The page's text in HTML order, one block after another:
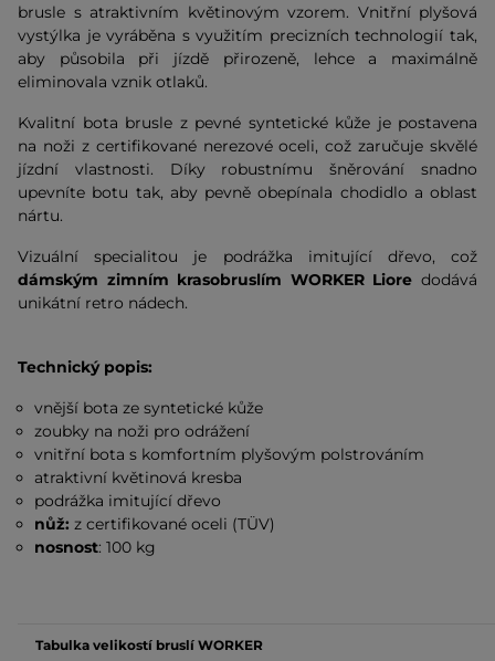
brusle s atraktivním květinovým vzorem. Vnitřní plyšová
vystýlka je vyráběna s využitím precizních technologií tak,
aby působila při jízdě přirozeně, lehce a maximálně
eliminovala vznik otlaků.
Kvalitní bota brusle z pevné syntetické kůže je postavena
na noži z certifikované nerezové oceli, což zaručuje skvělé
jízdní vlastnosti. Díky robustnímu šněrování snadno
upevníte botu tak, aby pevně obepínala chodidlo a oblast
nártu.
Vizuální specialitou je podrážka imitující dřevo, což
dámským zimním krasobruslím WORKER Liore dodává
unikátní retro nádech.
Technický popis:
vnější bota ze syntetické kůže
zoubky na noži pro odrážení
vnitřní bota s komfortním plyšovým polstrováním
atraktivní květinová kresba
podrážka imitující dřevo
nůž:z certifikované oceli (TÜV)
nosnost: 100 kg
Tabulka velikostí bruslí WORKER